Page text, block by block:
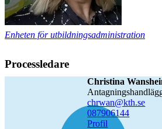
Enheten för utbildningsadministration
Processledare
Christina
chrwan@kth.se
087906144
Profil